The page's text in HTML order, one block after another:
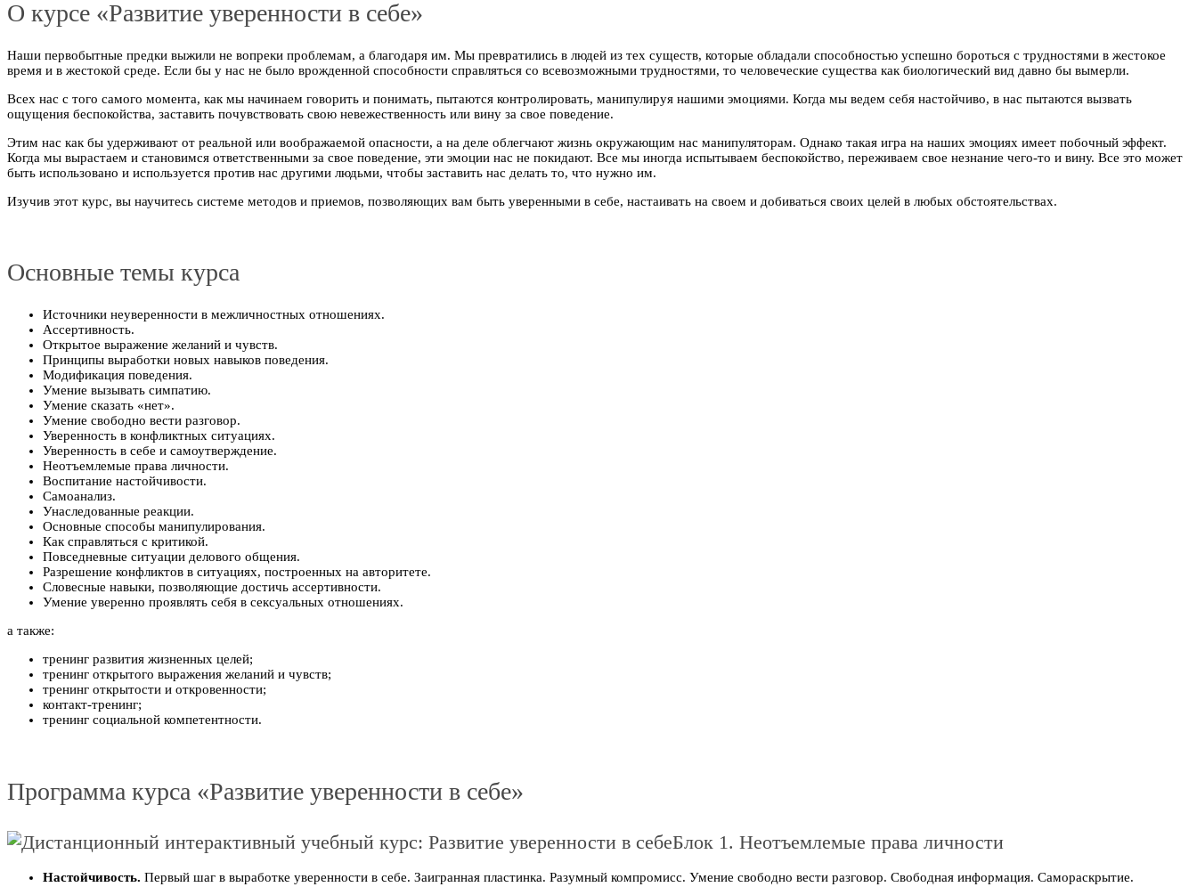
О курсе «Развитие уверенности в себе»
Наши первобытные предки выжили не вопреки проблемам, а благодаря им. Мы превратились в людей из тех существ, которые обладали способностью успешно бороться с трудностями в жестокое
время и в жестокой среде. Если бы у нас не было врожденной способности справляться со всевозможными трудностями, то человеческие существа как биологический вид давно бы вымерли.
Всех нас с того самого момента, как мы начинаем говорить и понимать, пытаются контролировать, манипулируя нашими эмоциями. Когда мы ведем себя настойчиво, в нас пытаются вызвать
ощущения беспокойства, заставить почувствовать свою невежественность или вину за свое поведение.
Этим нас как бы удерживают от реальной или воображаемой опасности, а на деле облегчают жизнь окружающим нас манипуляторам. Однако такая игра на наших эмоциях имеет побочный эффект.
Когда мы вырастаем и становимся ответственными за свое поведение, эти эмоции нас не покидают. Все мы иногда испытываем беспокойство, переживаем свое незнание чего-то и вину. Все это может
быть использовано и используется против нас другими людьми, чтобы заставить нас делать то, что нужно им.
Изучив этот курс, вы научитесь системе методов и приемов, позволяющих вам быть уверенными в себе, настаивать на своем и добиваться своих целей в любых обстоятельствах.
Основные темы курса
Источники неуверенности в межличностных отношениях.
Ассертивность.
Открытое выражение желаний и чувств.
Принципы выработки новых навыков поведения.
Модификация поведения.
Умение вызывать симпатию.
Умение сказать «нет».
Умение свободно вести разговор.
Уверенность в конфликтных ситуациях.
Уверенность в себе и самоутверждение.
Неотъемлемые права личности.
Воспитание настойчивости.
Самоанализ.
Унаследованные реакции.
Основные способы манипулирования.
Как справляться с критикой.
Повседневные ситуации делового общения.
Разрешение конфликтов в ситуациях, построенных на авторитете.
Словесные навыки, позволяющие достичь ассертивности.
Умение уверенно проявлять себя в сексуальных отношениях.
а также:
тренинг развития жизненных целей;
тренинг открытого выражения желаний и чувств;
тренинг открытости и откровенности;
контакт-тренинг;
тренинг социальной компетентности.
Программа курса «Развитие уверенности в себе»
Блок 1. Неотъемлемые права личности
Настойчивость. Первый шаг в выработке уверенности в себе. Заигранная пластинка. Разумный компромисс. Умение свободно вести разговор. Свободная информация. Самораскрытие.